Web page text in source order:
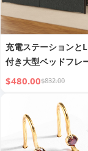
充電ステーションと
付き大型ベッドフレ
$480.00$832.00